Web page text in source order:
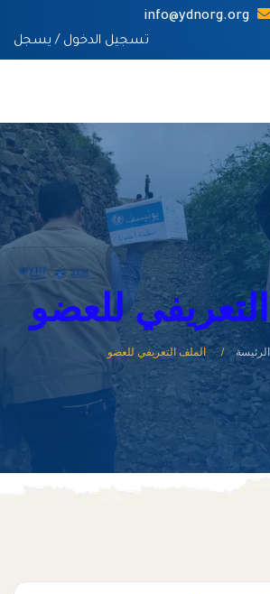
info@ydnorg.org
تسجيل الدخول / يسجل
للعضو
الرئيسة الملف التعريفي للعضو